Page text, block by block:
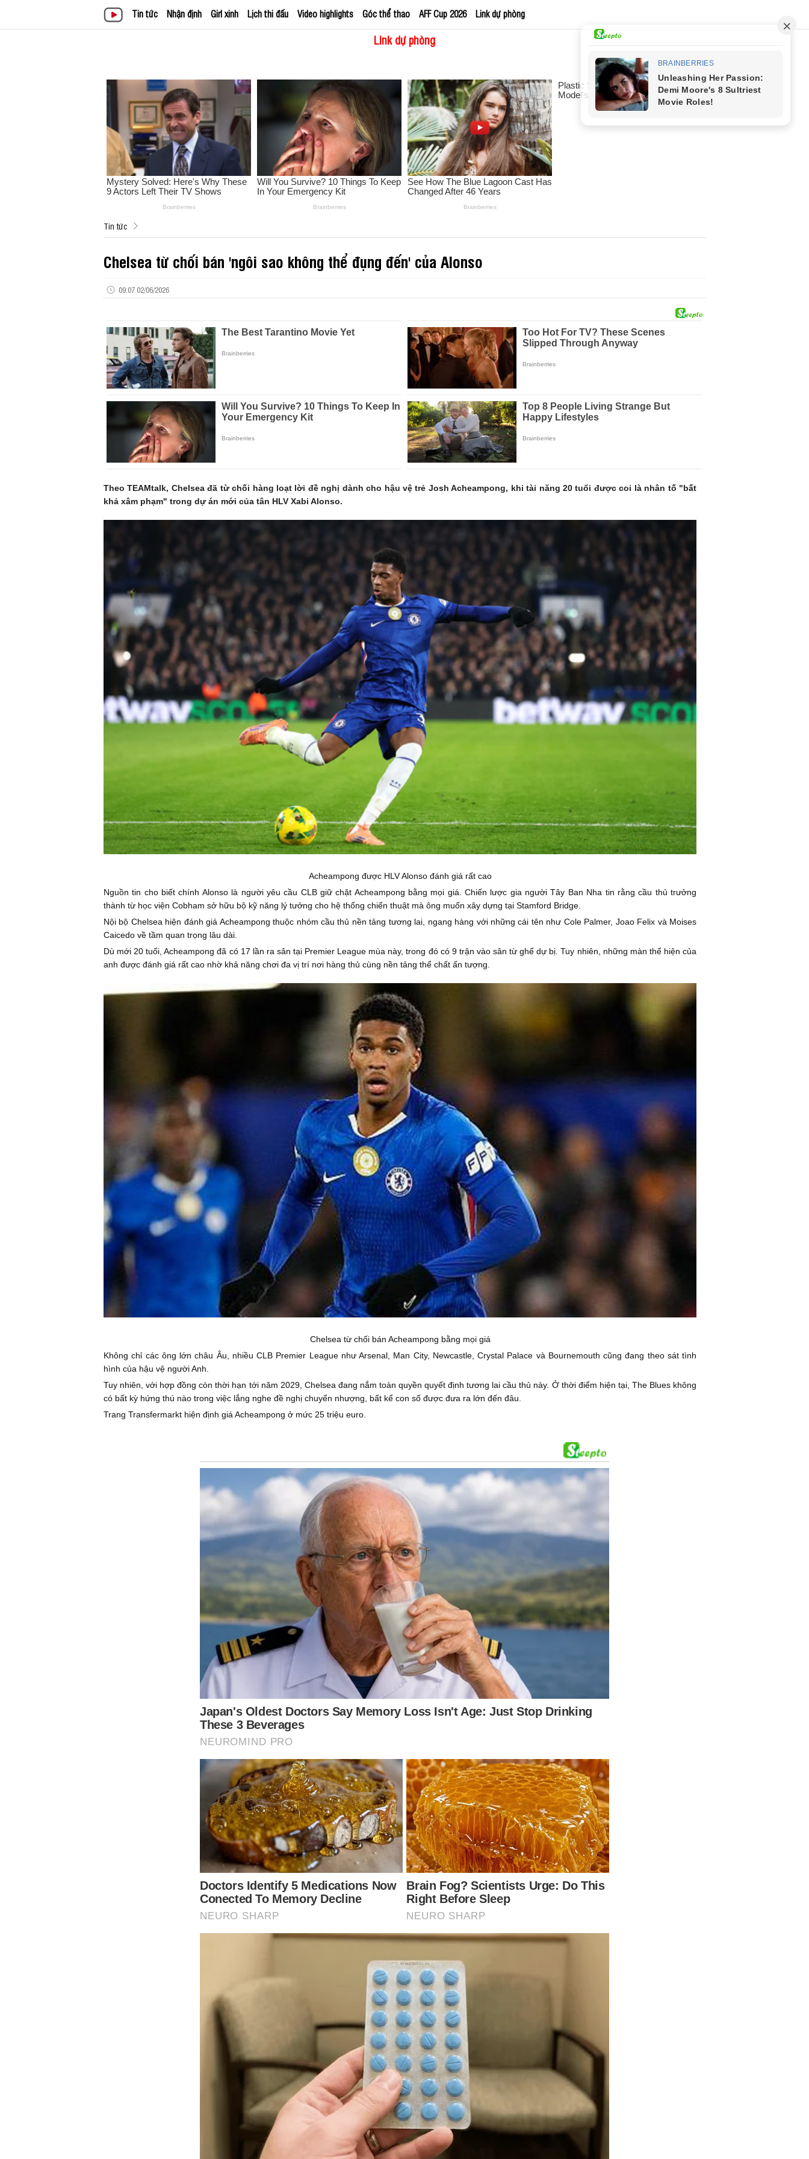
Tin tức Nhận định Girl xinh Lịch thi đấu Video highlights Góc thể thao AFF Cup 2026 Link dự phòng
Link dự phòng
Tin tức
Chelsea từ chối bán 'ngôi sao không thể đụng đến' của Alonso
09:07 02/06/2026
Theo TEAMtalk, Chelsea đã từ chối hàng loạt lời đề nghị dành cho hậu vệ trẻ Josh Acheampong, khi tài năng 20 tuổi được coi là nhân tố "bất
khả xâm phạm" trong dự án mới của tân HLV Xabi Alonso.
Acheampong được HLV Alonso đánh giá rất cao
Nguồn tin cho biết chính Alonso là người yêu cầu CLB giữ chặt Acheampong bằng mọi giá. Chiến lược gia người Tây Ban Nha tin rằng cầu thủ trưởng
thành từ học viện Cobham sở hữu bộ kỹ năng lý tưởng cho hệ thống chiến thuật mà ông muốn xây dựng tại Stamford Bridge.
Nội bộ Chelsea hiện đánh giá Acheampong thuộc nhóm cầu thủ nền tảng tương lai, ngang hàng với những cái tên như Cole Palmer, Joao Felix và Moises
Caicedo về tầm quan trọng lâu dài.
Dù mới 20 tuổi, Acheampong đã có 17 lần ra sân tại Premier League mùa này, trong đó có 9 trận vào sân từ ghế dự bị. Tuy nhiên, những màn thể hiện của
anh được đánh giá rất cao nhờ khả năng chơi đa vị trí nơi hàng thủ cùng nền tảng thể chất ấn tượng.
Chelsea từ chối bán Acheampong bằng mọi giá
Không chỉ các ông lớn châu Âu, nhiều CLB Premier League như Arsenal, Man City, Newcastle, Crystal Palace và Bournemouth cũng đang theo sát tình
hình của hậu vệ người Anh.
Tuy nhiên, với hợp đồng còn thời hạn tới năm 2029, Chelsea đang nắm toàn quyền quyết định tương lai cầu thủ này. Ở thời điểm hiện tại, The Blues không
có bất kỳ hứng thú nào trong việc lắng nghe đề nghị chuyển nhượng, bất kể con số được đưa ra lớn đến đâu.
Trang Transfermarkt hiện định giá Acheampong ở mức 25 triệu euro.